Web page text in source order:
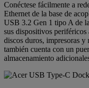
Conéctese fácilmente a
Ethernet de la base de
USB 3.2 Gen 1 tipo A de
sus dispositivos periféricos
discos duros, impresoras y
también cuenta con un
almacenamiento